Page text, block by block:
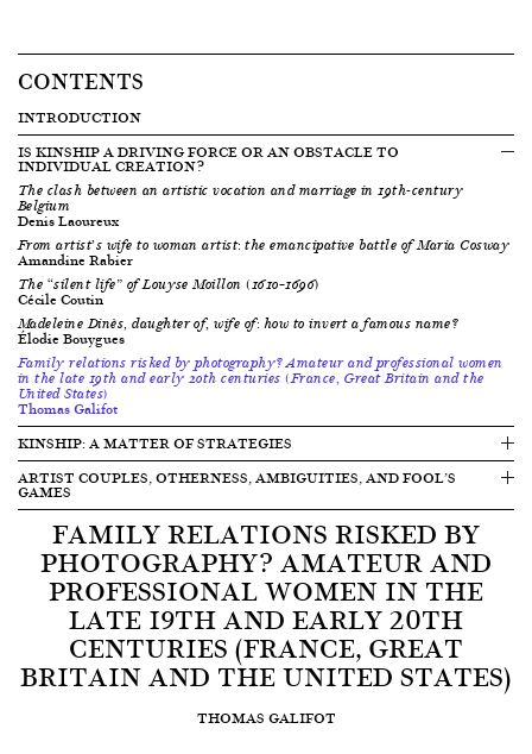
CONTENTS
INTRODUCTION
IS KINSHIP A DRIVING FORCE OR AN OBSTACLE TO
INDIVIDUAL CREATION?
The clash between an artistic vocation and marriage in 19th-century
Belgium
Denis Laoureux
From artist’s wife to woman artist: the emancipative battle of Maria Cosway
Amandine Rabier
The “silent life” of Louyse Moillon (1610–1696)
Cécile Coutin
Madeleine Dinès, daughter of, wife of: how to invert a famous name?
Élodie Bouygues
Family relations risked by photography? Amateur and professional women
in the late 19th and early 20th centuries (France, Great Britain and the
United States)
Thomas Galifot
KINSHIP: A MATTER OF STRATEGIES
ARTIST COUPLES, OTHERNESS, AMBIGUITIES, AND FOOL’S
GAMES
FAMILY RELATIONS RISKED BY
PHOTOGRAPHY? AMATEUR AND
PROFESSIONAL WOMEN IN THE
LATE 19TH AND EARLY 20TH
CENTURIES (FRANCE, GREAT
BRITAIN AND THE UNITED STATES)
THOMAS GALIFOT